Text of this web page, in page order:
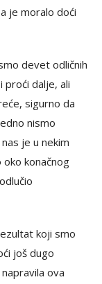
je moralo doći
devet odličnih
proći dalje, ali
sigurno da
nismo
je u nekim
konačnog
koji smo
još dugo
ova